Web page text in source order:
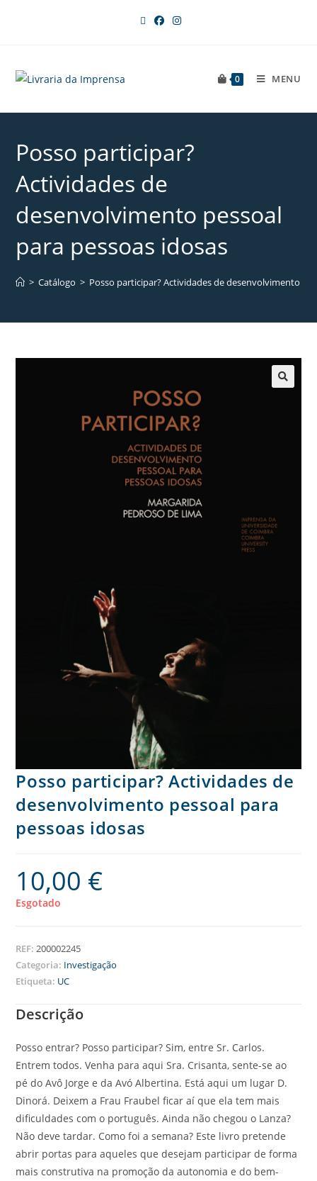
0 MENU
Posso participar?
Actividades de
desenvolvimento pessoal
para pessoas idosas
> Catálogo > Posso participar? Actividades de desenvolvimento
Posso participar? Actividades de
desenvolvimento pessoal para
pessoas idosas
10,00 €
Esgotado
REF: 200002245
Categoria: Investigação
Etiqueta: UC
Descrição
Posso entrar? Posso participar? Sim, entre Sr. Carlos.
Entrem todos. Venha para aqui Sra. Crisanta, sente-se ao
pé do Avô Jorge e da Avó Albertina. Está aqui um lugar D.
Dinorá. Deixem a Frau Fraubel ficar aí que ela tem mais
dificuldades com o português. Ainda não chegou o Lanza?
Não deve tardar. Como foi a semana? Este livro pretende
abrir portas para aqueles que desejam participar de forma
mais construtiva na promoção da autonomia e do bem-